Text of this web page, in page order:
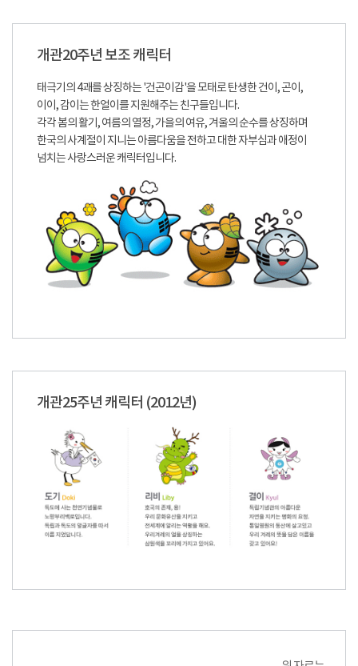
개관20주년 보조 캐릭터
태극기의 4괘를 상징하는 '건곤이감'을 모태로 탄생한 건이, 곤이,
이이, 감이는 한얼이를 지원해주는 친구들입니다.
각각 봄의 활기, 여름의 열정, 가을의 여유, 겨울의 순수를 상징하며
한국의 사계절이 지니는 아름다움을 전하고 대한 자부심과 애정이
넘치는 사랑스러운 캐릭터입니다.
개관25주년 캐릭터 (2012년)